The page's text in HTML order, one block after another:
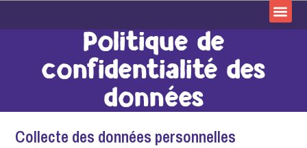
Politique de
confidentialité des
données
Collecte des données personnelles